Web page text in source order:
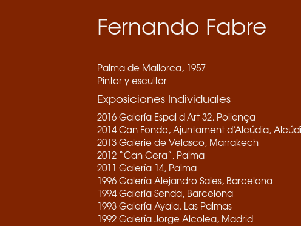
Fernando Fabre
Palma de Mallorca, 1957
Pintor y escultor
Exposiciones Individuales
2016 Galería Espai d'Art 32, Pollença
2014 Can Fondo, Ajuntament d’Alcúdia,
2013 Galerie de Velasco, Marrakech
2012 “Can Cera”, Palma
2011 Galería 14, Palma
1996 Galería Alejandro Sales, Barcelona
1994 Galería Senda, Barcelona
1993 Galería Ayala, Las Palmas
1992 Galería Jorge Alcolea, Madrid